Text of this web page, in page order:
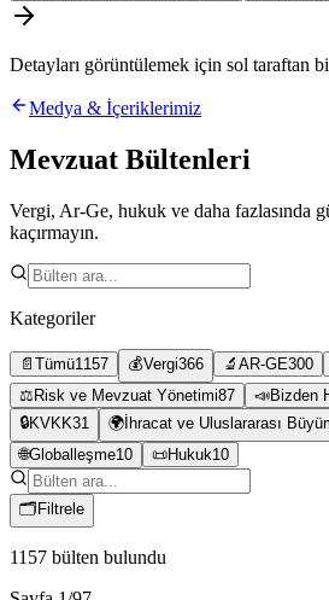
Detayları görüntülemek için sol taraftan
Medya & İçeriklerimiz
Mevzuat Bültenleri
Vergi, Ar-Ge, hukuk ve daha fazlasında
kaçırmayın.
Kategoriler
📄 Tümü1157 💰Vergi366 🔬 AR-GE300
⚖️ Risk ve Mevzuat Yönetimi87 📣Bizden
🔒KVKK31 🌍 İhracat ve Uluslararası
🌐Globalleşme10 📜Hukuk10
🗂 Filtrele
1157 bülten bulundu